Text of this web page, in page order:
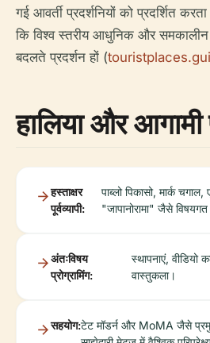
गई आवर्ती प्रदर्शनियों को प्रदर्शित
कि विश्व स्तरीय आधुनिक और
बदलते प्रदर्शन हों (
हालिया और आगामी
हस्ताक्षर
पूर्वव्यापी:
पाब्लो पिकासो, मार्क
"जापानोरामा" जैसे
अंतःविषय
प्रोग्रामिंग:
स्थापनाएं, वीडियो
वास्तुकला।
सहयोग:टेट मॉडर्न और MoMA जैसे